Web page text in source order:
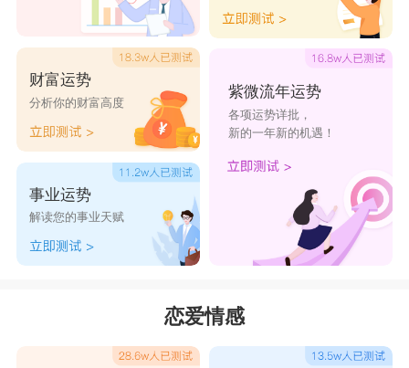
财富运势
分析你的财富高度
事业运势
解读您的事业天赋
紫微流年运势
各项运势详批，
新的一年新的机遇！
恋爱情感